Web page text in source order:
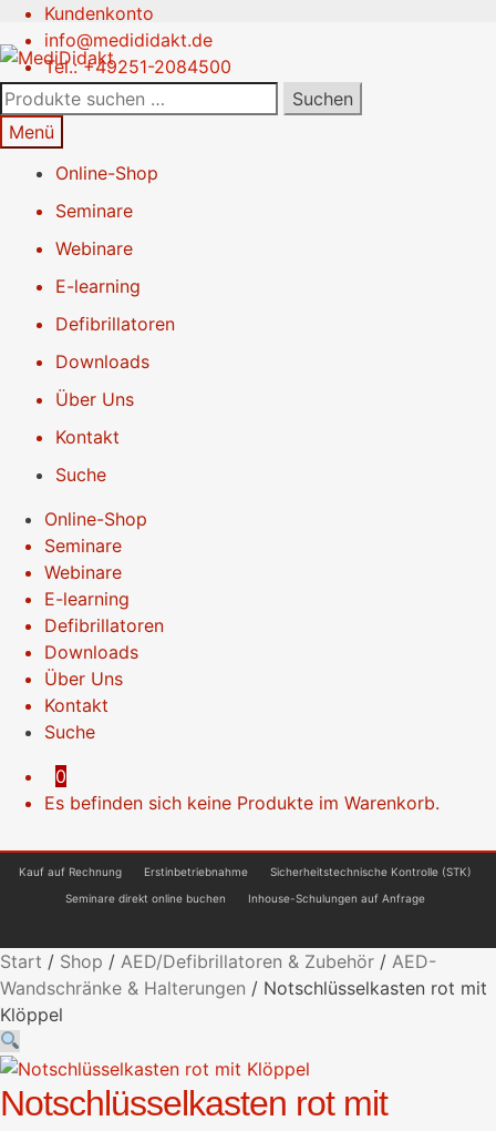
Kundenkonto
info@medididakt.de
Tel.: +49251-2084500
Zur
Navigation
springen
Springe
zum
Inhalt
Suchen
nach:
Suchen
Menü
Online-Shop
Seminare
Webinare
E-learning
Defibrillatoren
Downloads
Über Uns
Kontakt
Suche
Online-Shop
Seminare
Webinare
E-learning
Defibrillatoren
Downloads
Über Uns
Kontakt
Suche
0
Es befinden sich keine Produkte im Warenkorb.
Kauf auf Rechnung Erstinbetriebnahme
Sicherheitstechnische Kontrolle (STK)
Seminare direkt online buchen
Inhouse-Schulungen auf Anfrage
Start / Shop / AED/Defibrillatoren & Zubehör / AED-
Wandschränke & Halterungen / Notschlüsselkasten rot mit
Klöppel
Notschlüsselkasten rot mit